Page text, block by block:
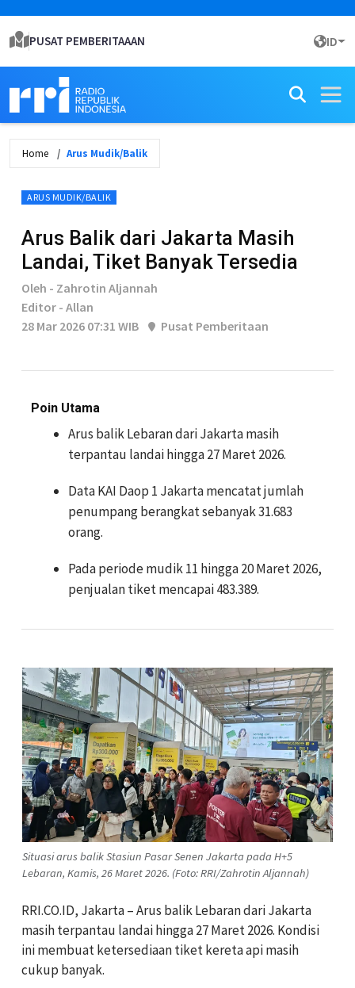
PUSAT PEMBERITAAAN ID
Home Arus Mudik/Balik
ARUS MUDIK/BALIK
Arus Balik dari Jakarta Masih
Landai, Tiket Banyak Tersedia
Oleh - Zahrotin Aljannah
Editor - Allan
28 Mar 2026 07:31 WIB
Pusat Pemberitaan
Poin Utama
Arus balik Lebaran dari Jakarta masih
terpantau landai hingga 27 Maret 2026.
Data KAI Daop 1 Jakarta mencatat jumlah
penumpang berangkat sebanyak 31.683
orang.
Pada periode mudik 11 hingga 20 Maret 2026,
penjualan tiket mencapai 483.389.
Situasi arus balik Stasiun Pasar Senen Jakarta pada H+5
Lebaran, Kamis, 26 Maret 2026. (Foto: RRI/Zahrotin Aljannah)
RRI.CO.ID, Jakarta – Arus balik Lebaran dari Jakarta
masih terpantau landai hingga 27 Maret 2026. Kondisi
ini membuat ketersediaan tiket kereta api masih
cukup banyak.